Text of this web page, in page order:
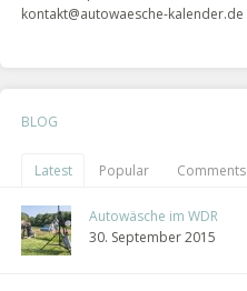
kontakt@autowaesche-kalender.de
BLOG
Latest Popular Comments
Autowäsche im WDR
30. September 2015